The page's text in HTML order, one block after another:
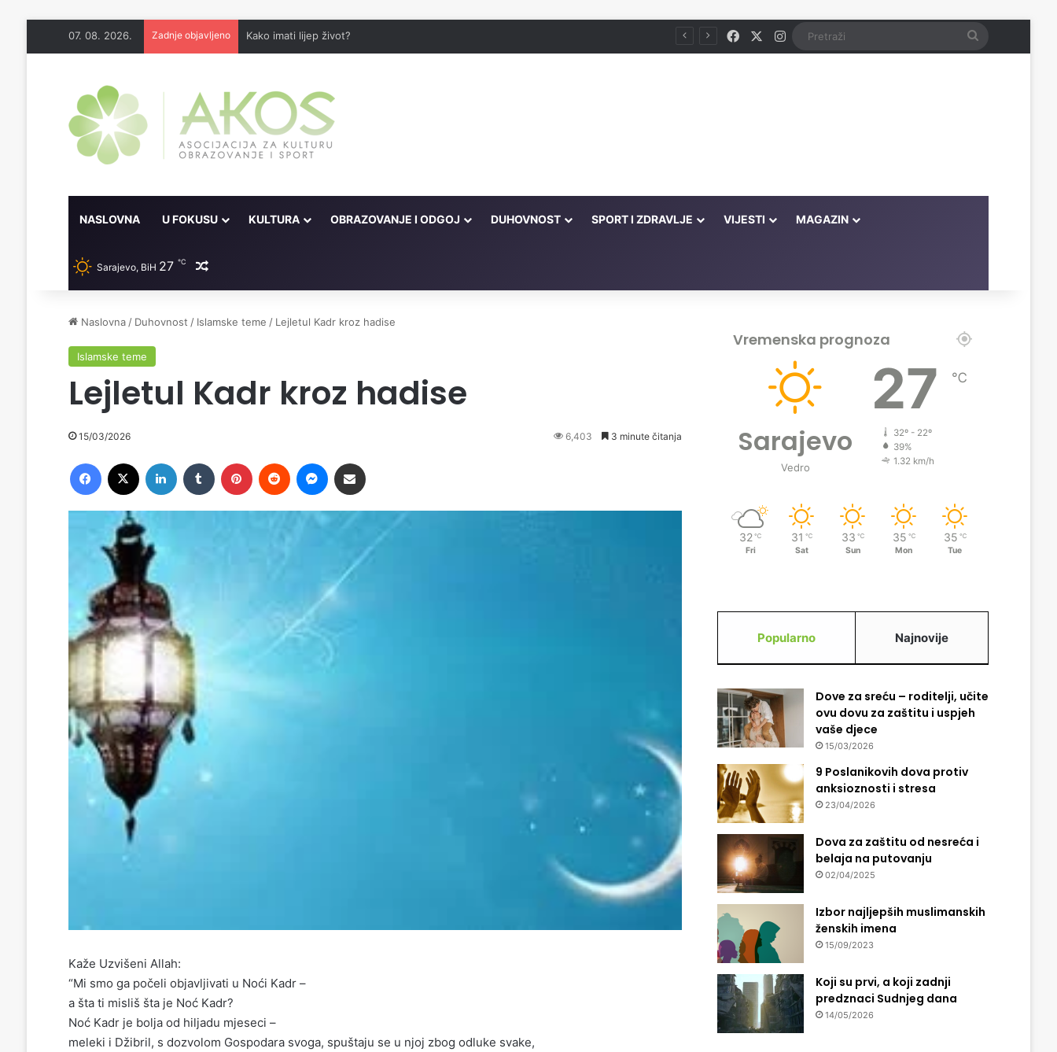
07. 08. 2026. Zadnje objavljeno Kako imati lijep život? FacebookInstagram Pretraži
NASLOVNA U FOKUSU KULTURA OBRAZOVANJE I ODGOJ DUHOVNOST SPORT I ZDRAVLJE VIJESTI MAGAZIN
Sarajevo, BiH 27 ℃ Random članak
Naslovna / Duhovnost / Islamske teme / Lejletul Kadr kroz hadise
Islamske teme
Lejletul Kadr kroz hadise
15/03/2026 6,403 3 minute čitanja
Kaže Uzvišeni Allah:
“Mi smo ga počeli objavljivati u Noći Kadr –
a šta ti misliš šta je Noć Kadr?
Noć Kadr je bolja od hiljadu mjeseci –
meleki i Džibril, s dozvolom Gospodara svoga, spuštaju se u njoj zbog odluke svake,
Vremenska prognoza
Sarajevo
Vedro
27 ℃
32º - 22º
39%
1.32 km/h
32 ℃
Fri
31 ℃
Sat
33 ℃
Sun
35 ℃
Mon
35 ℃
Tue
Popularno Najnovije
Dove za sreću – roditelji, učite
ovu dovu za zaštitu i uspjeh
vaše djece
15/03/2026
9 Poslanikovih dova protiv
anksioznosti i stresa
23/04/2026
Dova za zaštitu od nesreća i
belaja na putovanju
02/04/2025
Izbor najljepših muslimanskih
ženskih imena
15/09/2023
Koji su prvi, a koji zadnji
predznaci Sudnjeg dana
14/05/2026